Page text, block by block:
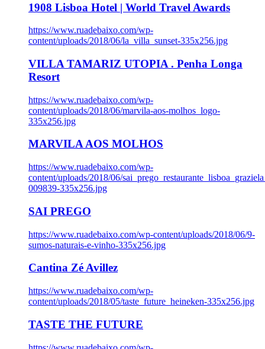
1908 Lisboa Hotel | World Travel Awards
https://www.ruadebaixo.com/wp-
content/uploads/2018/06/la_villa_sunset-335x256.jpg
VILLA TAMARIZ UTOPIA . Penha Longa
Resort
https://www.ruadebaixo.com/wp-
content/uploads/2018/06/marvila-aos-molhos_logo-
335x256.jpg
MARVILA AOS MOLHOS
https://www.ruadebaixo.com/wp-
content/uploads/2018/06/
009839-335x256.jpg
SAI PREGO
https://www.ruadebaixo.com/wp-content/uploads/2018/06/9-
sumos-naturais-e-vinho-335x256.jpg
Cantina Zé Avillez
https://www.ruadebaixo.com/wp-
content/uploads/2018/05/taste_future_heineken-335x256.jpg
TASTE THE FUTURE